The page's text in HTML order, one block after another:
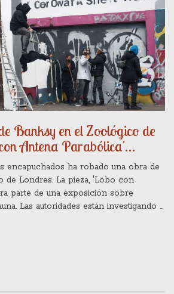
Banksy en el Zoológico de
Antena Parabólica'
encapuchados ha robado una obra de
de Londres. La pieza, 'Lobo con
parte de una exposición sobre
Las autoridades están investigando y
de CCTV para identificar a los